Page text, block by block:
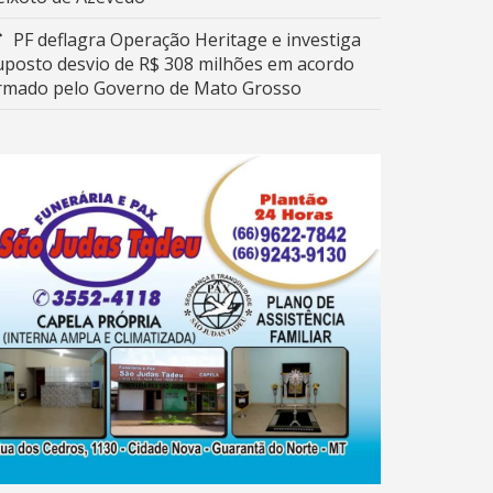
PF deflagra Operação Heritage e investiga
desvio de R$ 308 milhões em acordo
pelo Governo de Mato Grosso